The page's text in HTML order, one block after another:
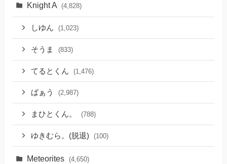
Knight A (4,828)
しゆん (1,023)
そうま (833)
てるとくん (1,476)
ばぁう (2,987)
まひとくん。 (788)
ゆきむら。(脱退) (100)
Meteorites (4,650)